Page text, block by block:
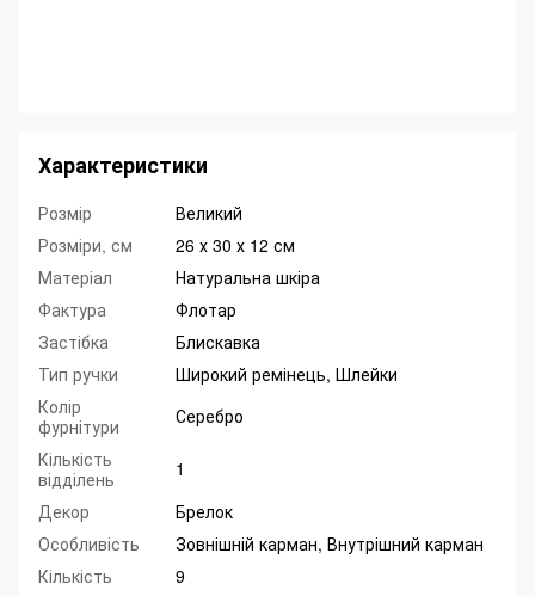
Характеристики
Розмір
Великий
Розміри, см
26 х 30 х 12 см
Матеріал
Натуральна шкіра
Фактура
Флотар
Застібка
Блискавка
Тип ручки
Широкий ремінець, Шлейки
Колір
фурнітури
Серебро
Кількість
відділень
1
Декор
Брелок
Особливість
Зовнішній карман, Внутрішний карман
Кількість
9